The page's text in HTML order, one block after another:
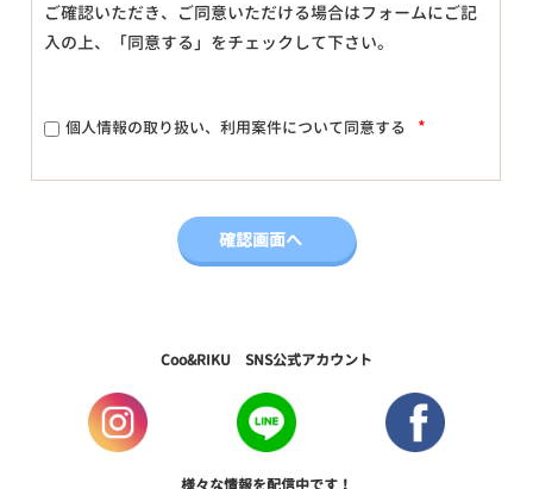
ご確認いただき、ご同意いただける場合はフォームにご記
入の上、「同意する」をチェックして下さい。
個人情報の取り扱い、利用案件について同意する *
Coo&RIKU SNS公式アカウント
様々な情報を配信中です！